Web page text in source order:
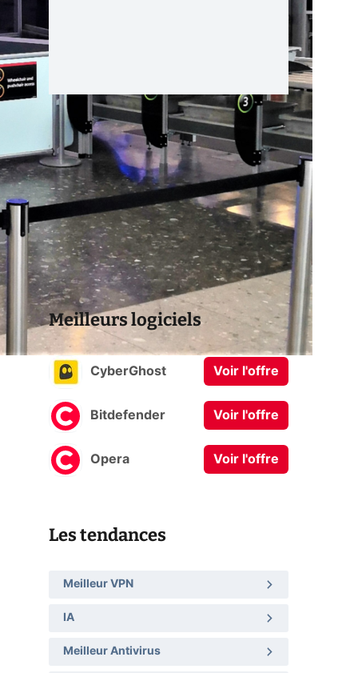
Meilleurs logiciels
CyberGhost Voir l'offre
Bitdefender Voir l'offre
Opera Voir l'offre
Les tendances
Meilleur VPN
IA
Meilleur Antivirus